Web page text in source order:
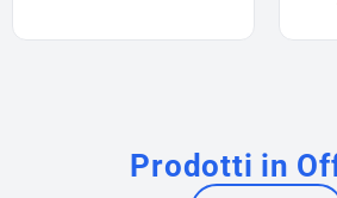
Prodotti in